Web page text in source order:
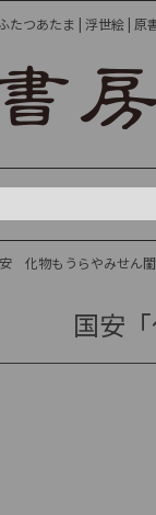
つあたま | 浮世絵 | 原
化物もうらやみせん
国安